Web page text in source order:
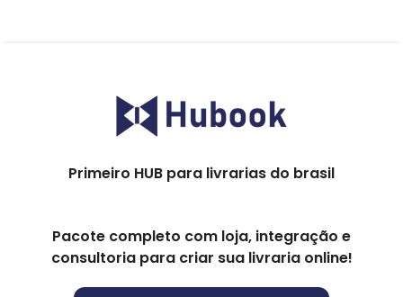
Primeiro HUB para livrarias do brasil
Pacote completo com loja, integração e
consultoria para criar sua livraria online!